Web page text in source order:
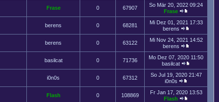
Frase 0 67907
So Mär 20, 2022 09:24
Frase
berens 0 68281
Mi Dez 01, 2021 17:33
berens
berens 0 63122
Mi Nov 24, 2021 14:52
berens
basilcat 0 71736
Mo Dez 07, 2020 11:50
basilcat
i0n0s 0 67312
So Jul 19, 2020 21:47
i0n0s
Flash 0 108869
Fr Jan 17, 2020 13:53
Flash